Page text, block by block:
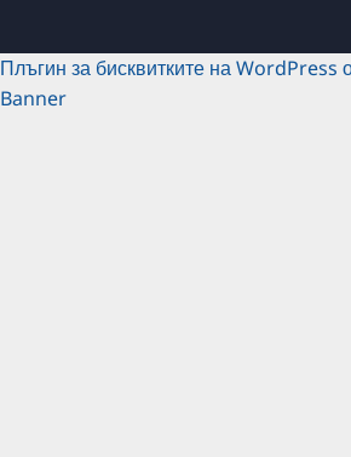
Плъгин за бисквитките на WordPress
Banner